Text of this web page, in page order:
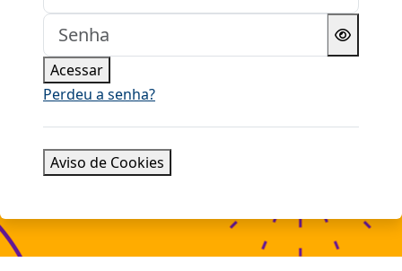
Senha
Acessar
Perdeu a senha?
Aviso de Cookies